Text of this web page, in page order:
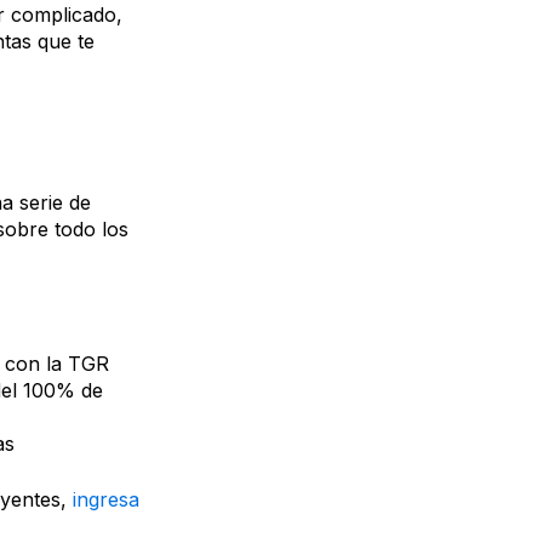
complicado,
que te
serie de
todo los
la TGR
100% de
ingresa